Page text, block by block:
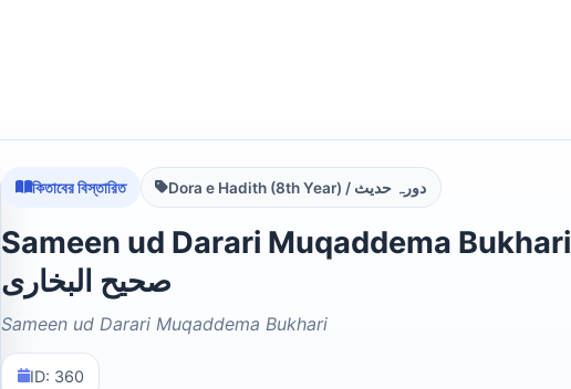
কিতাবের বিস্তারিত Dora e Hadith (8th Year) / دورہ حدیث
Sameen ud Darari Muqaddema Bukhari ثمین الدراری اردو شرح مقدمہ
صحیح البخاری
Sameen ud Darari Muqaddema Bukhari
ID: 360